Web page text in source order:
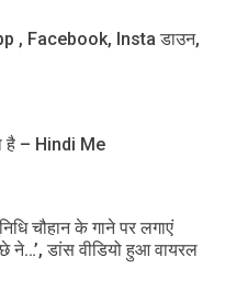
, Facebook, Insta डाउन,
है – Hindi Me
चौहान के गाने पर लगाएं
ने…’, डांस वीडियो हुआ वायरल